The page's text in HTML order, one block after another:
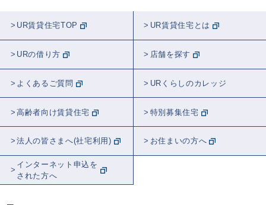
UR賃貸住宅TOP UR賃貸住宅とは
URの借り方 店舗を探す
よくあるご質問 URくらしのカレッジ
高齢者向け賃貸住宅 特別募集住宅
法人の皆さまへ(社宅利用) お住まいの方へ
インターネット申込を
された方へ